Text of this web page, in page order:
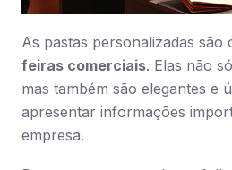
As pastas personalizadas são
feiras comerciais. Elas não
mas também são elegantes e
apresentar informações
empresa.